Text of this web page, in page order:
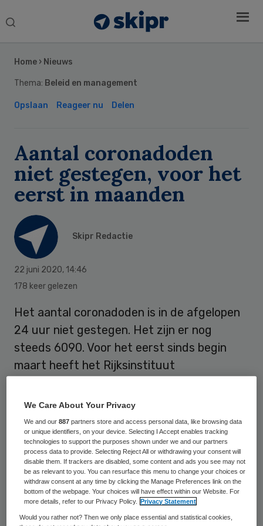
Search
Home › Nieuws
Thema: Beleid en management
Opslaan Reageer nu Delen
Aantal coronadoden
niet gestegen, voor het
eerst in maanden
Skipr Redactie
22 juni 2020, 14:46
178 keer gelezen
Het aantal coronadoden is in de afgelopen
24 uur niet gestegen. Het zijn er nog
steeds 6090. Voor het eerst sinds begin
maart heeft het Rijksinstituut
uur tijd geen sterfgevallen doorgekregen.
Afgelopen vrijdag stierven twee mensen
aan het virus. Dat zijn de laatste
sterfgevallen die tot nu toe zijn
geregistreerd. Op zaterdag en zondag is
voor zover nu bekend niemand overleden.
Sidebar
We Care About Your Privacy
We and our887 partners store and access personal data, like browsing data
or unique identifiers, on your device. Selecting I Accept enables tracking
technologies to support the purposes shown under we and our partners
process data to provide. Selecting Reject All or withdrawing your consent will
disable them. If trackers are disabled, some content and ads you see may not
be as relevant to you. You can resurface this menu to change your choices or
withdraw consent at any time by clicking the Manage Preferences link on the
bottom of the webpage. Your choices will have effect within our Website. For
more details, refer to our Privacy Policy.
Privacy Statement
Would you rather not? Then we only place essential and statistical cookies,